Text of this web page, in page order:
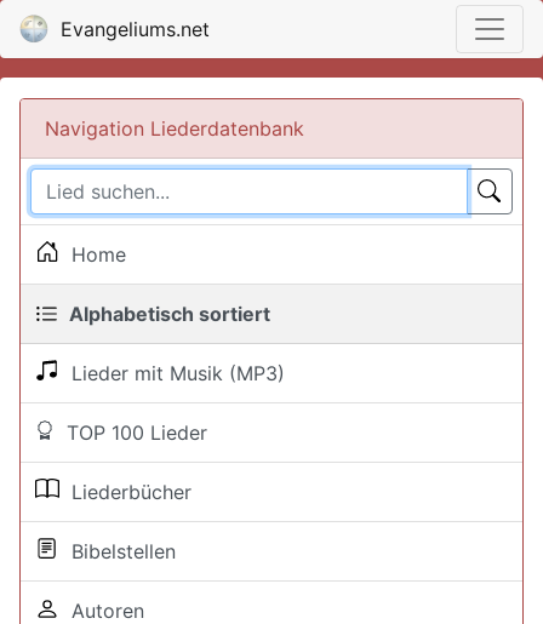
Evangeliums.net
Navigation Liederdatenbank
Home
Alphabetisch sortiert
Lieder mit Musik (MP3)
TOP 100 Lieder
Liederbücher
Bibelstellen
Autoren